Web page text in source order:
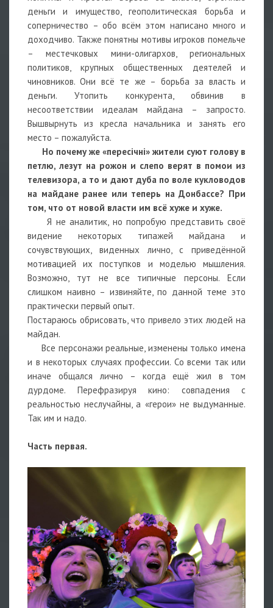
деньги и имущество, геополитическая борьба и
соперничество – обо всём этом написано много и
доходчиво. Также понятны мотивы игроков помельче
– местечковых мини-олигархов, региональных
политиков, крупных общественных деятелей и
чиновников. Они всё те же – борьба за власть и
деньги. Утопить конкурента, обвинив в
несоответствии идеалам майдана – запросто.
Вышвырнуть из кресла начальника и занять его
место – пожалуйста.
Но почему же «пересічні» жители суют голову в
петлю, лезут на рожон и слепо верят в помои из
телевизора, а то и дают дуба по воле кукловодов
на майдане ранее или теперь на Донбассе? При
том, что от новой власти им всё хуже и хуже.
Я не аналитик, но попробую представить своё
видение некоторых типажей майдана и
сочувствующих, виденных лично, с приведённой
мотивацией их поступков и моделью мышления.
Возможно, тут не все типичные персоны. Если
слишком наивно – извиняйте, по данной теме это
практически первый опыт.
Постараюсь обрисовать, что привело этих людей на
майдан.
Все персонажи реальные, изменены только имена
и в некоторых случаях профессии. Со всеми так или
иначе общался лично – когда ещё жил в том
дурдоме. Перефразируя кино: совпадения с
реальностью неслучайны, а «герои» не выдуманные.
Так им и надо.
Часть первая.